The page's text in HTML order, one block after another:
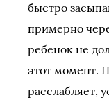
быстро
примерно
ребенок не
этот момент.
расслабляет,